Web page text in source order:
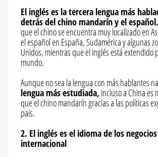
El inglés es la tercera lengua más
detrás del chino mandarín y el español.
que el chino se encuentra muy localizado en
el español en España, Sudamérica y algunas
Unidos, mientras que el inglés está extendido
mundo.
Aunque no sea la lengua con más hablantes
lengua más estudiada, incluso a China es
que el chino mandarín gracias a las políticas
país.
2. El inglés es el idioma de los
internacional